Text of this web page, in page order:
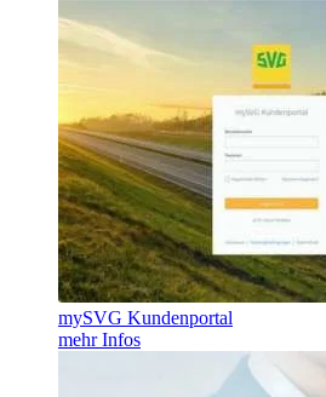
mySVG Kundenportal
mehr Infos